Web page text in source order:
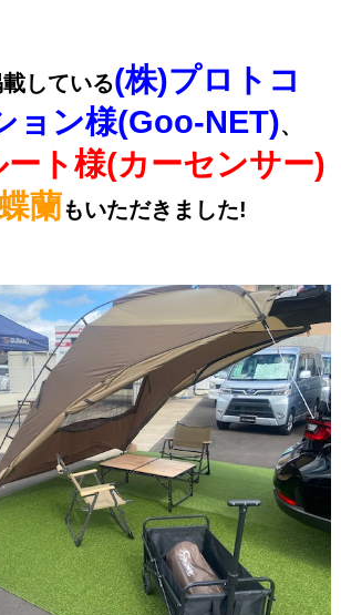
している(株)プロトコ
ョン様(Goo-NET)、
ト様(カーセンサー)
蘭もいただきました!